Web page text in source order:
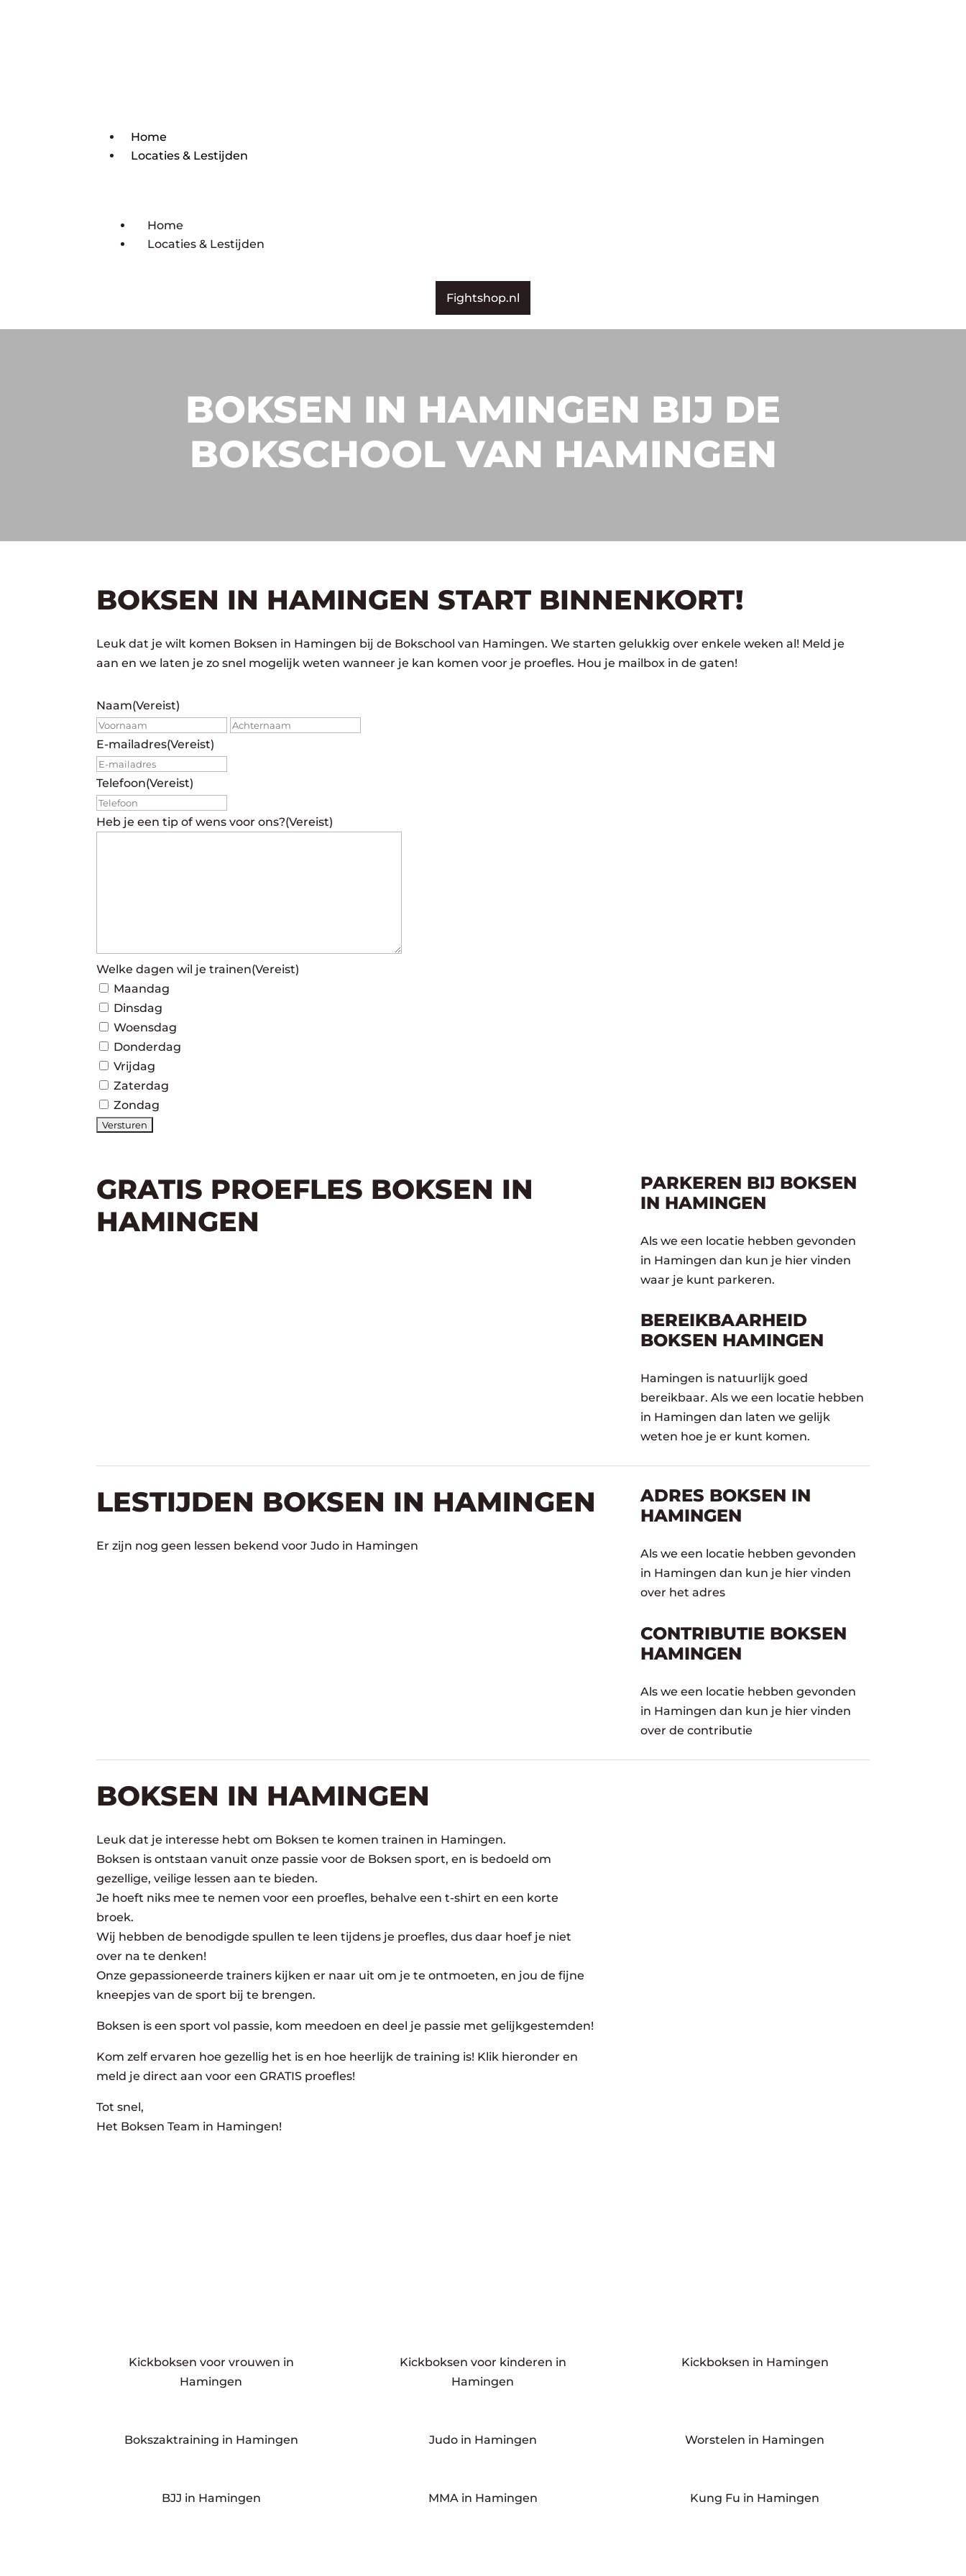
Home
Locaties & Lestijden
Home
Locaties & Lestijden
Fightshop.nl
BOKSEN IN HAMINGEN BIJ DE
BOKSCHOOL VAN HAMINGEN
BOKSEN IN HAMINGEN START BINNENKORT!
Leuk dat je wilt komen Boksen in Hamingen bij de Bokschool van Hamingen. We starten gelukkig over enkele weken al! Meld je
aan en we laten je zo snel mogelijk weten wanneer je kan komen voor je proefles. Hou je mailbox in de gaten!
Naam(Vereist)
Voornaam
E-mailadres(Vereist)
Telefoon(Vereist)
Heb je een tip of wens voor ons?(Vereist)
Welke dagen wil je trainen(Vereist)
Maandag
Dinsdag
Woensdag
Donderdag
Vrijdag
Zaterdag
Zondag
GRATIS PROEFLES BOKSEN IN
HAMINGEN
PARKEREN BIJ BOKSEN
IN HAMINGEN
Als we een locatie hebben gevonden
in Hamingen dan kun je hier vinden
waar je kunt parkeren.
BEREIKBAARHEID
BOKSEN HAMINGEN
Hamingen is natuurlijk goed
bereikbaar. Als we een locatie hebben
in Hamingen dan laten we gelijk
weten hoe je er kunt komen.
LESTIJDEN BOKSEN IN HAMINGEN
Er zijn nog geen lessen bekend voor Judo in Hamingen
ADRES BOKSEN IN
HAMINGEN
Als we een locatie hebben gevonden
in Hamingen dan kun je hier vinden
over het adres
CONTRIBUTIE BOKSEN
HAMINGEN
Als we een locatie hebben gevonden
in Hamingen dan kun je hier vinden
over de contributie
BOKSEN IN HAMINGEN
Leuk dat je interesse hebt om Boksen te komen trainen in Hamingen.
Boksen is ontstaan vanuit onze passie voor de Boksen sport, en is bedoeld om
gezellige, veilige lessen aan te bieden.
Je hoeft niks mee te nemen voor een proefles, behalve een t-shirt en een korte
broek.
Wij hebben de benodigde spullen te leen tijdens je proefles, dus daar hoef je niet
over na te denken!
Onze gepassioneerde trainers kijken er naar uit om je te ontmoeten, en jou de fijne
kneepjes van de sport bij te brengen.
Boksen is een sport vol passie, kom meedoen en deel je passie met gelijkgestemden!
Kom zelf ervaren hoe gezellig het is en hoe heerlijk de training is! Klik hieronder en
meld je direct aan voor een GRATIS proefles!
Tot snel,
Het Boksen Team in Hamingen!
Kickboksen voor vrouwen in
Hamingen
Kickboksen voor kinderen in
Hamingen
Kickboksen in Hamingen
Bokszaktraining in Hamingen Judo in Hamingen Worstelen in Hamingen
BJJ in Hamingen MMA in Hamingen Kung Fu in Hamingen